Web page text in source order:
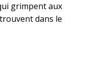
grimpent aux
dans le